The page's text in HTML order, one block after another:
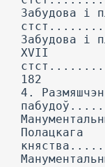
Забудова і
Забудова і
XVII
182
4.
Полацкага